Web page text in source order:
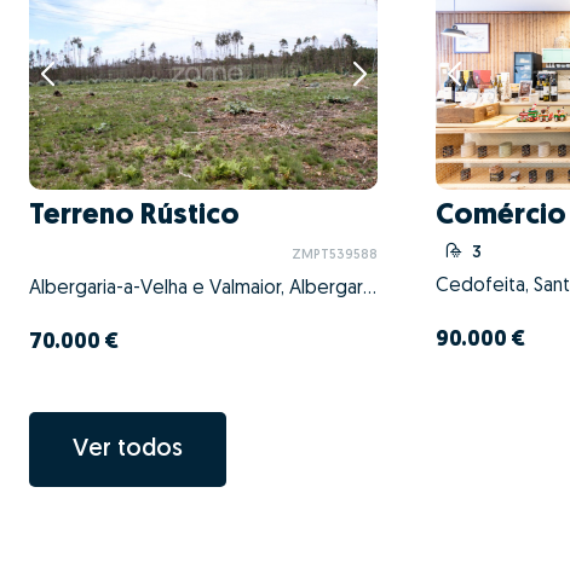
Terreno Rústico
ZMPT539588
Albergaria-a-Velha e Valmaior, Albergaria-a-Velha, Aveiro
70.000 €
Comércio
3
90.000 €
Ver todos